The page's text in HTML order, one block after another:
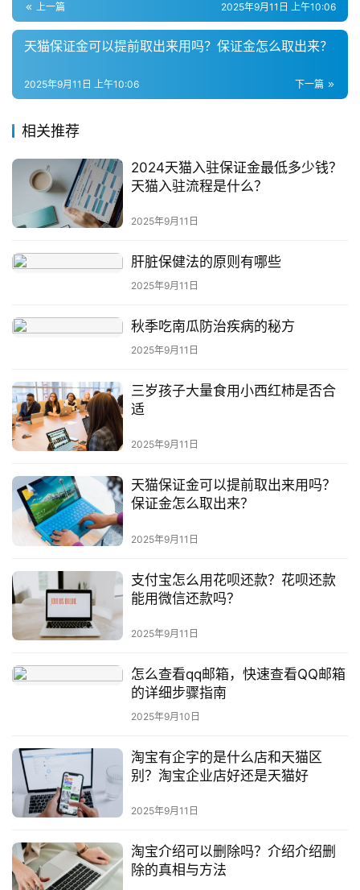
上一篇 2025年9月11日 上午10:06
天猫保证金可以提前取出来用吗？保证金怎么取出来？
下一篇
2025年9月11日 上午10:06
相关推荐
2024天猫入驻保证金最低多少钱？
天猫入驻流程是什么？
2025年9月11日
肝脏保健法的原则有哪些
2025年9月11日
秋季吃南瓜防治疾病的秘方
2025年9月11日
三岁孩子大量食用小西红柿是否合
适
2025年9月11日
天猫保证金可以提前取出来用吗？
保证金怎么取出来？
2025年9月11日
支付宝怎么用花呗还款？花呗还款
能用微信还款吗？
2025年9月11日
怎么查看qq邮箱，快速查看QQ邮箱
的详细步骤指南
2025年9月10日
淘宝有企字的是什么店和天猫区
别？淘宝企业店好还是天猫好
2025年9月11日
淘宝介绍可以删除吗？介绍介绍删
除的真相与方法